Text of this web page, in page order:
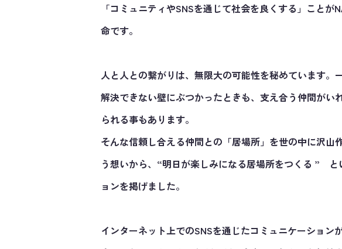
「コミュニティやSNSを通じて社会を良くする」ことが
命です。
人と人との繋がりは、無限大の可能性を秘めています。
解決できない壁にぶつかったときも、支え合う仲間がい
られる事もあります。
そんな信頼し合える仲間との「居場所」を世の中に沢山
う想いから、“明日が楽しみになる居場所をつくる ” と
ョンを掲げました。
インターネット上でのSNSを通じたコミュニケーション